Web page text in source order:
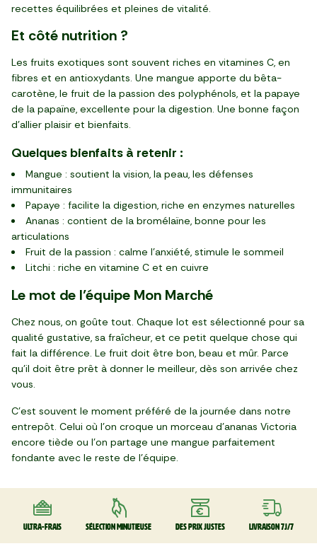
recettes équilibrées et pleines de vitalité.
Et côté nutrition ?
Les fruits exotiques sont souvent riches en vitamines C, en
fibres et en antioxydants. Une mangue apporte du bêta-
carotène, le fruit de la passion des polyphénols, et la papaye
de la papaïne, excellente pour la digestion. Une bonne façon
d’allier plaisir et bienfaits.
Quelques bienfaits à retenir :
Mangue : soutient la vision, la peau, les défenses
immunitaires
Papaye : facilite la digestion, riche en enzymes naturelles
Ananas : contient de la bromélaïne, bonne pour les
articulations
Fruit de la passion : calme l’anxiété, stimule le sommeil
Litchi : riche en vitamine C et en cuivre
Le mot de l’équipe Mon Marché
Chez nous, on goûte tout. Chaque lot est sélectionné pour sa
qualité gustative, sa fraîcheur, et ce petit quelque chose qui
fait la différence. Le fruit doit être bon, beau et mûr. Parce
qu’il doit être prêt à donner le meilleur, dès son arrivée chez
vous.
C’est souvent le moment préféré de la journée dans notre
entrepôt. Celui où l’on croque un morceau d’ananas Victoria
encore tiède ou l’on partage une mangue parfaitement
fondante avec le reste de l’équipe.
Ultra-frais Sélection minutieuse Des prix justes Livraison 7J/7